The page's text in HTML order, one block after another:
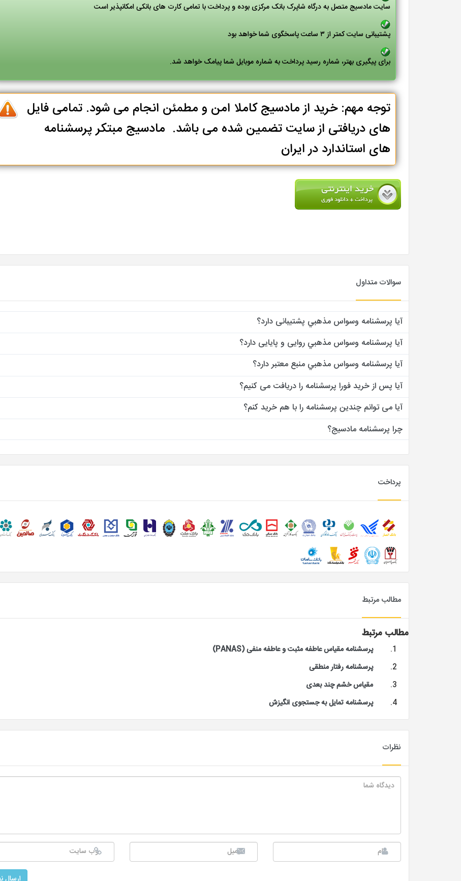
سایت مادسیج متصل به درگاه شاپرک بانک مرکزی بوده و پرداخت با تمامی کارت های بانکی امکانپذیر است
پشتیبانی سایت کمتر از ۳ ساعت پاسخگوی شما خواهد بود
برای پیگیری بهتر، شماره رسید پرداخت به شماره موبایل شما پیامک خواهد شد.
توجه مهم: خرید از مادسیج کاملا امن و مطمئن انجام می شود. تمامی فایل
های دریافتی از سایت تضمین شده می باشد. مادسیج مبتکر پرسشنامه
های استاندارد در ایران
سوالات متداول
آیا پرسشنامه وسواس مذهبي پشتیبانی دارد؟
آیا پرسشنامه وسواس مذهبي روایی و پایایی دارد؟
آیا پرسشنامه وسواس مذهبي منبع معتبر دارد؟
آیا پس از خرید فورا پرسشنامه را دریافت می کنیم؟
آیا می توانم چندین پرسشنامه را با هم خرید کنم؟
چرا پرسشنامه مادسیج؟
پرداخت
مطالب مرتبط
مطالب مرتبط
پرسشنامه مقیاس عاطفه مثبت و عاطفه منفی (PANAS)
پرسشنامه رفتار منطقی
مقیاس خشم چند بعدی
پرسشنامه تمایل به جستجوی انگیزش
نظرات